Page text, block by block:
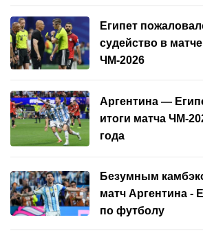
Египет
судейство в
ЧМ-2026
Аргентина —
итоги матча ЧМ-
года
Безумным
матч Аргентина -
по футболу